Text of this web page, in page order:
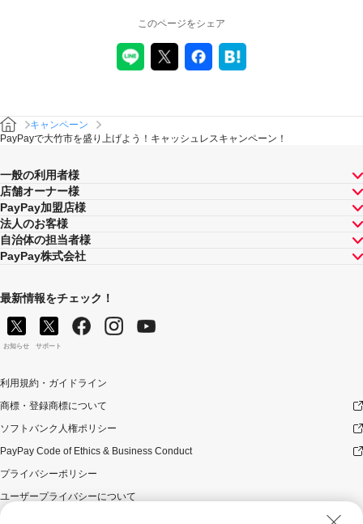
このページをシェア
キャンペーン
PayPayで大竹市を盛り上げよう！キャッシュレスキャンペーン！
一般の利用者様
店舗オーナー様
PayPay加盟店様
法人のお客様
自治体の担当者様
PayPay株式会社
最新情報をチェック！
お知らせ サポート
利用規約・ガイドライン
商標・登録商標について
ソフトバンク人権ポリシー
PayPay Code of Ethics & Business Conduct
プライバシーポリシー
ユーザープライバシーについて